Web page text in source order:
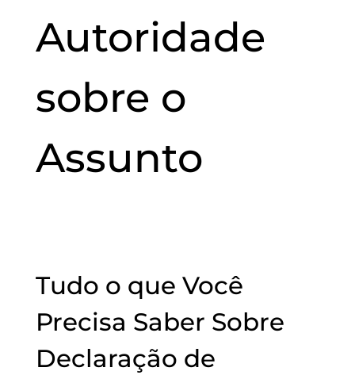
Autoridade
sobre o
Assunto
Tudo o que Você
Precisa Saber Sobre
Declaração de